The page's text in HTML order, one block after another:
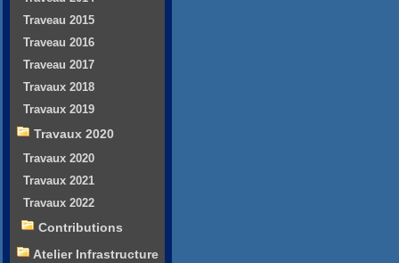
Traveau 2015
Traveau 2016
Traveau 2017
Travaux 2018
Travaux 2019
Travaux 2020
Travaux 2020
Travaux 2021
Travaux 2022
Contributions
Atelier Infrastructure